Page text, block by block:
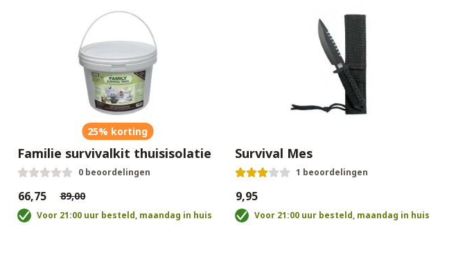
25% korting
Familie survivalkit thuisisolatie
0 beoordelingen
€66,75 €89,00
Voor 21:00 uur besteld, maandag in huis
Survival Mes
1 beoordelingen
€9,95
Voor 21:00 uur besteld, maandag in huis